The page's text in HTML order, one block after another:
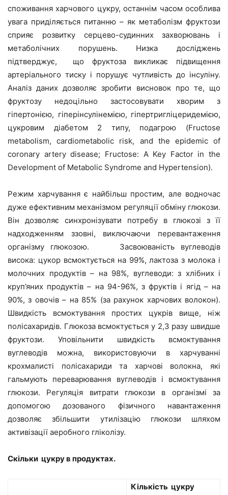
споживання харчового цукру, останнім часом особлива
увага приділяється питанню – як метаболізм фруктози
сприяє розвитку серцево-судинних захворювань і
метаболічних порушень. Низка досліджень
підтверджує, що фруктоза викликає підвищення
артеріального тиску і порушує чутливість до інсуліну.
Аналіз даних дозволяє зробити висновок про те, що
фруктозу недоцільно застосовувати хворим з
гіпертонією, гіперінсулінемією, гіпертригліцеридемією,
цукровим діабетом 2 типу, подагрою (Fructose
metabolism, cardiometabolic risk, and the epidemic of
coronary artery disease; Fructose: A Key Factor in the
Development of Metabolic Syndrome and Hypertension).
Режим харчування є найбільш простим, але водночас
дуже ефективним механізмом регуляції обміну глюкози.
Він дозволяє синхронізувати потребу в глюкозі з її
надходженням ззовні, виключаючи перевантаження
організму глюкозою. Засвоюваність вуглеводів
висока: цукор всмоктується на 99%, лактоза з молока і
молочних продуктів – на 98%, вуглеводи: з хлібних і
круп’яних продуктів – на 94-96%, з фруктів і ягід – на
90%, з овочів – на 85% (за рахунок харчових волокон).
Швидкість всмоктування простих цукрів вище, ніж
полісахаридів. Глюкоза всмоктується у 2,3 разу швидше
фруктози. Уповільнити швидкість всмоктування
вуглеводів можна, використовуючи в харчуванні
крохмалисті полісахариди та харчові волокна, які
гальмують переварювання вуглеводів і всмоктування
глюкози. Регуляція витрати глюкози в організмі за
допомогою дозованого фізичного навантаження
дозволяє збільшити утилізацію глюкози шляхом
активізації аеробного гліколізу.
Скільки цукру в продуктах.
Кількість цукру